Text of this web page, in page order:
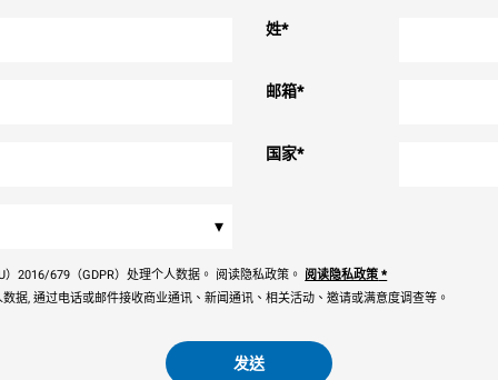
姓*
邮箱*
国家*
▾
）2016/679（GDPR）处理个人数据。 阅读隐私政策。 阅读隐私政策 *
据, 通过电话或邮件接收商业通讯、新闻通讯、相关活动、邀请或满意度调查等。
发送